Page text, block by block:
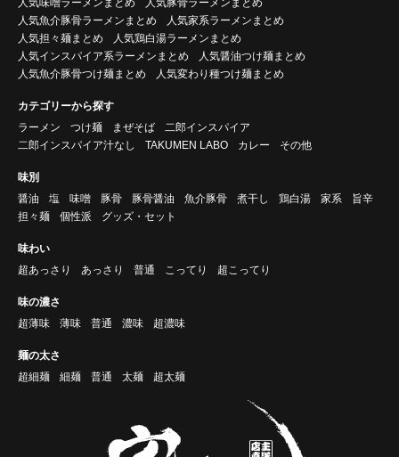
人気味噌ラーメンまとめ
人気豚骨ラーメンまとめ
人気魚介豚骨ラーメンまとめ
人気家系ラーメンまとめ
人気担々麺まとめ
人気鶏白湯ラーメンまとめ
人気インスパイア系ラーメンまとめ
人気醤油つけ麺まとめ
人気魚介豚骨つけ麺まとめ
人気変わり種つけ麺まとめ
カテゴリーから探す
ラーメン
つけ麺 まぜそば
二郎インスパイア
二郎インスパイア汁なし
TAKUMEN LABO カレー その他
味別
醤油
塩 味噌 豚骨 豚骨醤油 魚介豚骨 煮干し 鶏白湯 家系
旨辛
担々麺
個性派 グッズ・セット
味わい
超あっさり
あっさり 普通 こってり 超こってり
味の濃さ
超薄味
薄味 普通 濃味 超濃味
麺の太さ
超細麺
細麺 普通 太麺 超太麺